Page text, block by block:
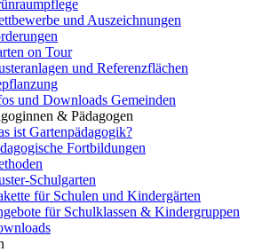
und Auszeichnungen
on Tour
und Referenzflächen
und Downloads Gemeinden
& Pädagogen
ist Gartenpädagogik?
Fortbildungen
Schulgarten
für Schulen und Kindergärten
für Schulklassen & Kindergruppen